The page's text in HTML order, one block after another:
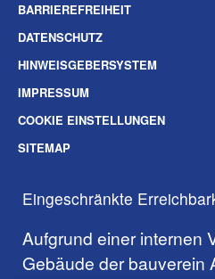
Eingeschränkte
Aufgrund einer internen
Gebäude der bauverein
BARRIEREFREIHEIT
DATENSCHUTZ
HINWEISGEBERSYSTEM
IMPRESSUM
COOKIE EINSTELLUNGEN
SITEMAP
© 2026 BAUVEREIN AG